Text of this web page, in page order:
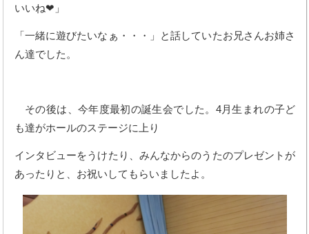
いいね❤」
「一緒に遊びたいなぁ・・・」と話していたお兄さんお姉さ
ん達でした。
その後は、今年度最初の誕生会でした。4月生まれの子ど
も達がホールのステージに上り
インタビューをうけたり、みんなからのうたのプレゼントが
あったりと、お祝いしてもらいましたよ。